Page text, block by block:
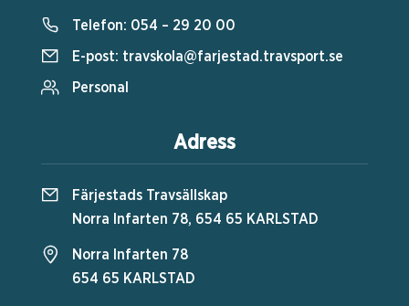
Telefon: 054 – 29 20 00
E-post: travskola@farjestad.travsport.se
Personal
Adress
Färjestads Travsällskap
Norra Infarten 78, 654 65 KARLSTAD
Norra Infarten 78
654 65 KARLSTAD